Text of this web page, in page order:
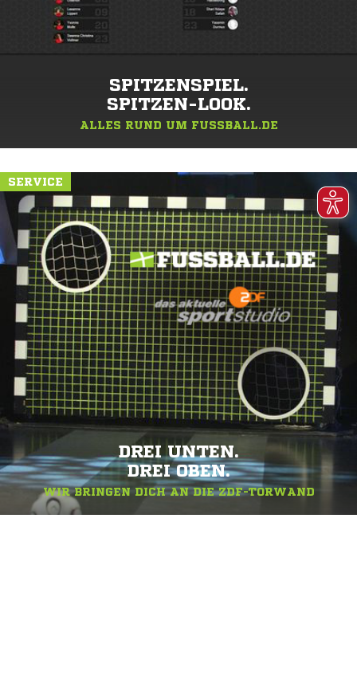
SPITZENSPIEL.
SPITZEN-LOOK.
ALLES RUND UM FUSSBALL.DE
SERVICE
DREI UNTEN.
DREI OBEN.
WIR BRINGEN DICH AN DIE ZDF-TORWAND